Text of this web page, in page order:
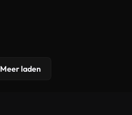
Meer laden